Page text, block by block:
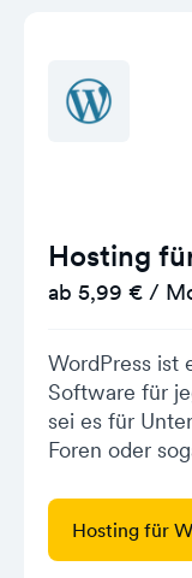
Hosting
ab 5,99 € /
WordPress ist
Software für
sei es für
Foren oder
Hosting für